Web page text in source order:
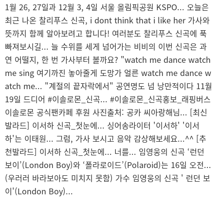
1월 26, 27일과 12월 3, 4일 서울 올림픽공원 KSPO... 오늘은
최근 나온 찰리푸스 신곡, i dont think that i like her 가사와
뜻까지 함께 알아보려고 합니다! 여러분도 찰리푸스 신곡에 푹
빠져보시길... 늘 수위를 세게 넘어가는 비비의 이번 신곡은 과
연 어떨지, 한 번 가사부터 볼까요? "watch me dance watch
me sing 여기까진 놓아줄게 도망가 얼른 watch me dance w
atch me... "계절의 끝자락에서" 공연명도 넘 낭만적이다 11월
19일 드디어 #이솔로몬_신곡... #이솔로몬_신곡홍보_래핑버스
이솔로몬 공식팬카페 후원 사진출처: 공카 씨아랑해님... [최신
발라드] 이서하 신곡_첫눈에... 싱어송라이터 '이서하' '이서
하'는 이태원... 그럼, 가사 보시고 음악 감상해보세요...^^ [추
천발라드] 이서하 신곡_첫눈에... 너를... 임영웅의 신곡 ‘런던
보이’(London Boy)와 ‘폴라로이드’(Polaroid)는 16일 오전...
(우러러 바라보아도 미치지 못함) 가수 임영웅의 신곡 ' 런던 보
이'(London Boy)...